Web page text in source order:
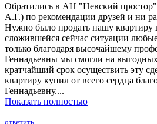
Обратились в АН "Невский
А.Г.) по рекомендации друзей и ни
Нужно было продать нашу квартиру
сложившейся сейчас ситуации
только благодаря высочайшему
Геннадьевны мы смогли на
кратчайший срок осуществить эту
квартиру купил от всего сердца
Геннадьевну....
Показать полностью
ответить